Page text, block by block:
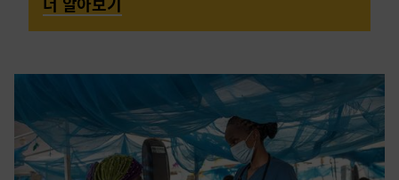
더 알아보기